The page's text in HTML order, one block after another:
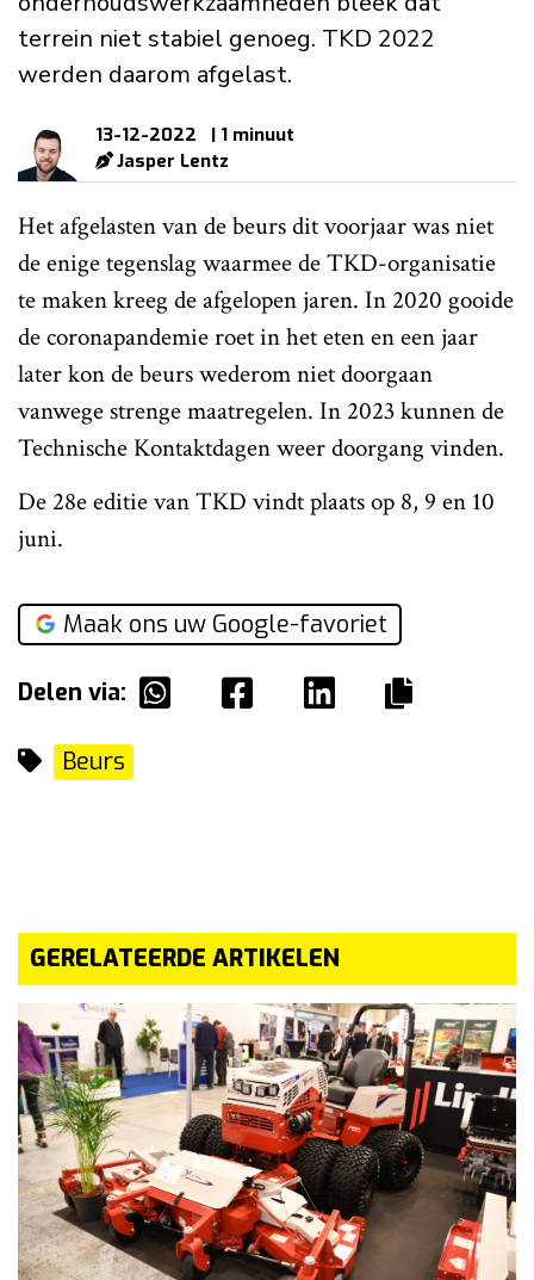
terrein niet stabiel genoeg. TKD 2022
werden daarom afgelast.
13-12-2022
| 1 minuut
Jasper Lentz
Het afgelasten van de beurs dit voorjaar was niet
de enige tegenslag waarmee de TKD-organisatie
te maken kreeg de afgelopen jaren. In 2020 gooide
de coronapandemie roet in het eten en een jaar
later kon de beurs wederom niet doorgaan
vanwege strenge maatregelen. In 2023 kunnen de
Technische Kontaktdagen weer doorgang vinden.
De 28e editie van TKD vindt plaats op 8, 9 en 10
juni.
Maak ons uw Google-favoriet
Delen via:
Beurs
GERELATEERDE ARTIKELEN